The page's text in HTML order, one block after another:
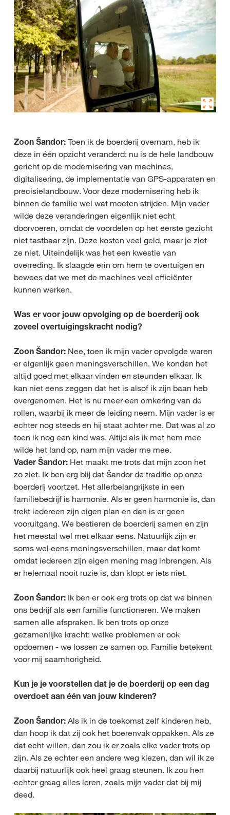
Zoon Šandor: Toen ik de boerderij overnam, heb ik
deze in één opzicht veranderd: nu is de hele landbouw
gericht op de modernisering van machines,
digitalisering, de implementatie van GPS-apparaten en
precisielandbouw. Voor deze modernisering heb ik
binnen de familie wel wat moeten strijden. Mijn vader
wilde deze veranderingen eigenlijk niet echt
doorvoeren, omdat de voordelen op het eerste gezicht
niet tastbaar zijn. Deze kosten veel geld, maar je ziet
ze niet. Uiteindelijk was het een kwestie van
overreding. Ik slaagde erin om hem te overtuigen en
bewees dat we met de machines veel efficiënter
kunnen werken.
Was er voor jouw opvolging op de boerderij ook
zoveel overtuigingskracht nodig?
Zoon Šandor: Nee, toen ik mijn vader opvolgde waren
er eigenlijk geen meningsverschillen. We konden het
altijd goed met elkaar vinden en steunden elkaar. Ik
kan niet eens zeggen dat het is alsof ik zijn baan heb
overgenomen. Het is nu meer een omkering van de
rollen, waarbij ik meer de leiding neem. Mijn vader is er
echter nog steeds en hij staat achter me. Dat was al zo
toen ik nog een kind was. Altijd als ik met hem mee
wilde het land op, nam mijn vader me mee.
Vader Šandor: Het maakt me trots dat mijn zoon het
zo ziet. Ik ben erg blij dat Šandor de traditie op onze
boerderij voortzet. Het allerbelangrijkste in een
familiebedrijf is harmonie. Als er geen harmonie is, dan
trekt iedereen zijn eigen plan en dan is er geen
vooruitgang. We bestieren de boerderij samen en zijn
het meestal wel met elkaar eens. Natuurlijk zijn er
soms wel eens meningsverschillen, maar dat komt
omdat iedereen zijn eigen mening mag inbrengen. Als
er helemaal nooit ruzie is, dan klopt er iets niet.
Zoon Šandor: Ik ben er ook erg trots op dat we binnen
ons bedrijf als een familie functioneren. We maken
samen alle afspraken. Ik ben trots op onze
gezamenlijke kracht: welke problemen er ook
opdoemen - we lossen ze samen op. Familie betekent
voor mij saamhorigheid.
Kun je je voorstellen dat je de boerderij op een dag
overdoet aan één van jouw kinderen?
Zoon Šandor: Als ik in de toekomst zelf kinderen heb,
dan hoop ik dat zij ook het boerenvak oppakken. Als ze
dat echt willen, dan zou ik er zoals elke vader trots op
zijn. Als ze echter een andere weg kiezen, dan wil ik ze
daarbij natuurlijk ook heel graag steunen. Ik zou hen
echter graag alles leren, zoals mijn vader dat bij mij
deed.